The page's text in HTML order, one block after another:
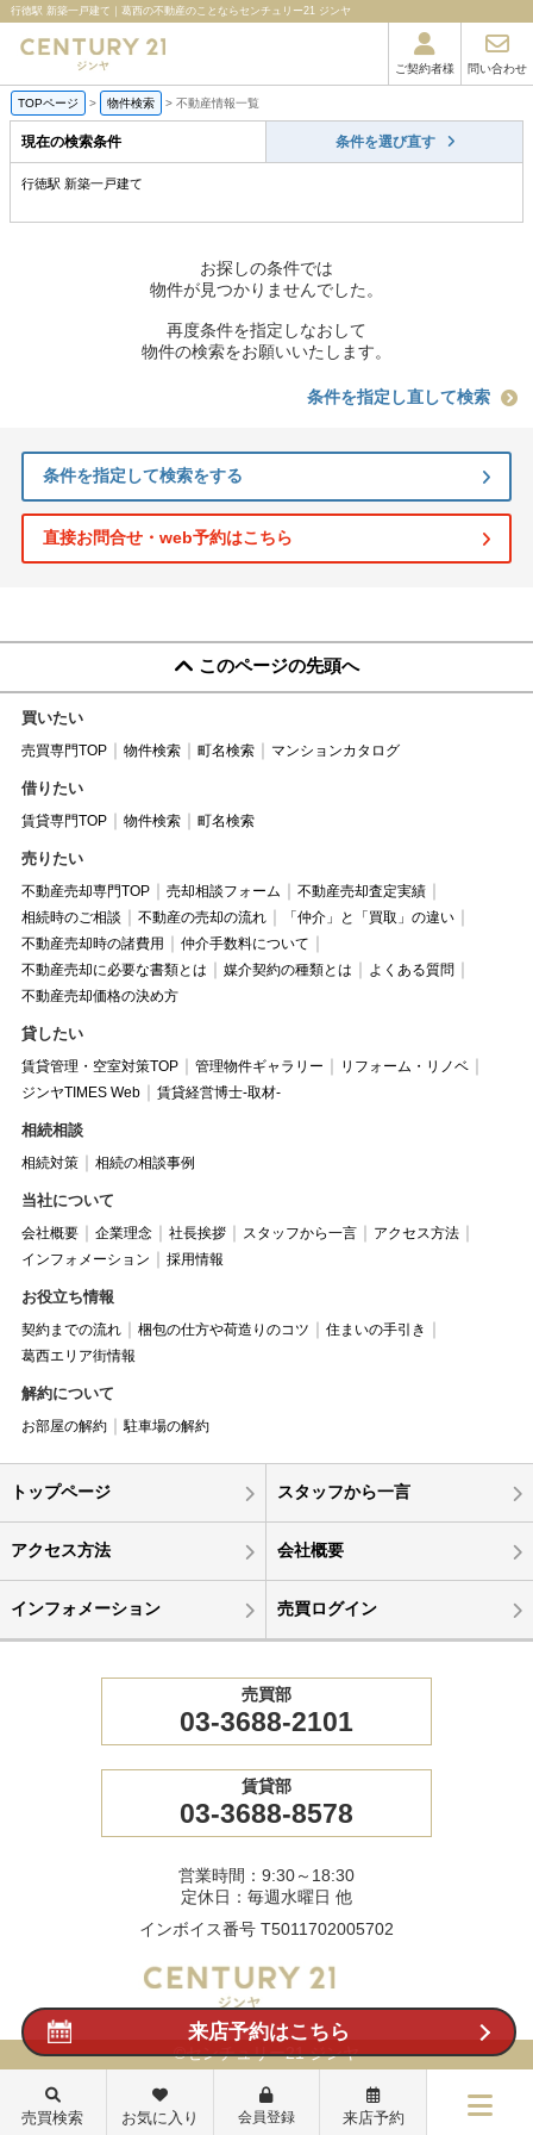
行徳駅 新築一戸建て｜葛西の不動産のことならセンチュリー21 ジンヤ
ご契約者様 問い合わせ
TOPページ > 物件検索 > 不動産情報一覧
現在の検索条件 条件を選び直す
行徳駅 新築一戸建て
お探しの条件では
物件が見つかりませんでした。
再度条件を指定しなおして
物件の検索をお願いいたします。
条件を指定し直して検索
条件を指定して検索をする
直接お問合せ・web予約はこちら
このページの先頭へ
買いたい
売買専門TOP 物件検索 町名検索 マンションカタログ
借りたい
賃貸専門TOP 物件検索 町名検索
売りたい
不動産売却専門TOP 売却相談フォーム
不動産売却査定実績
相続時のご相談
不動産の売却の流れ
「仲介」と「買取」の違い
不動産売却時の諸費用
仲介手数料について
不動産売却に必要な書類とは
媒介契約の種類とは
よくある質問
不動産売却価格の決め方
貸したい
賃貸管理・空室対策TOP 管理物件ギャラリー
リフォーム・リノベ
ジンヤTIMES Web
賃貸経営博士-取材-
相続相談
相続対策 相続の相談事例
当社について
会社概要 企業理念 社長挨拶 スタッフから一言
アクセス方法
インフォメーション
採用情報
お役立ち情報
契約までの流れ 梱包の仕方や荷造りのコツ
住まいの手引き
葛西エリア街情報
解約について
お部屋の解約 駐車場の解約
トップページ スタッフから一言
アクセス方法 会社概要
インフォメーション 売買ログイン
売買部
03-3688-2101
賃貸部
03-3688-8578
営業時間：9:30～18:30
定休日：毎週水曜日 他
インボイス番号 T5011702005702
©センチュリー21 ジンヤ
来店予約はこちら
売買検索 お気に入り 会員登録 来店予約